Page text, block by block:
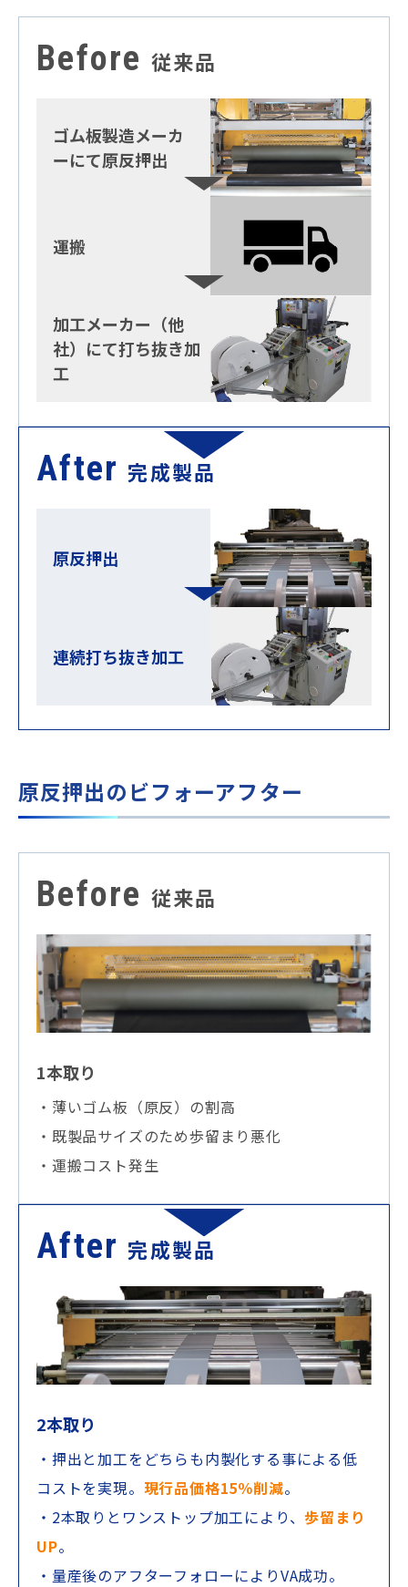
Before 従来品
ゴム板製造メーカ
ーにて原反押出
運搬
加工メーカー（他
社）にて打ち抜き加
工
After 完成製品
原反押出
連続打ち抜き加工
原反押出のビフォーアフター
Before 従来品
1本取り
・薄いゴム板（原反）の割高
・既製品サイズのため歩留まり悪化
・運搬コスト発生
After 完成製品
2本取り
・押出と加工をどちらも内製化する事による低
コストを実現。 現行品価格15％削減。
・2本取りとワンストップ加工により、歩留まり
UP。
・量産後のアフターフォローによりVA成功。